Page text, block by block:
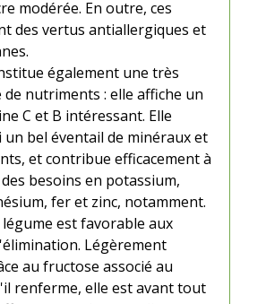
modérée. En outre, ces
des vertus antiallergiques et
également une très
nutriments : elle affiche un
C et B intéressant. Elle
bel éventail de minéraux et
et contribue efficacement à
besoins en potassium,
fer et zinc, notamment.
est favorable aux
Légèrement
au fructose associé au
renferme, elle est avant tout